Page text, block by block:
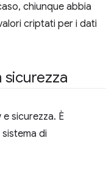
chiunque abbia
criptati per i dati
sicurezza
sicurezza. È
di